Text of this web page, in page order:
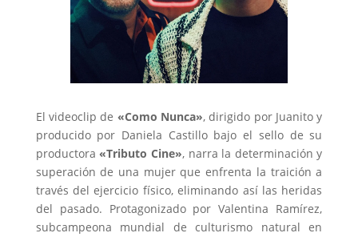
El videoclip de «Como Nunca», dirigido por Juanito y
producido por Daniela Castillo bajo el sello de su
productora «Tributo Cine», narra la determinación y
superación de una mujer que enfrenta la traición a
través del ejercicio físico, eliminando así las heridas
del pasado. Protagonizado por Valentina Ramírez,
subcampeona mundial de culturismo natural en